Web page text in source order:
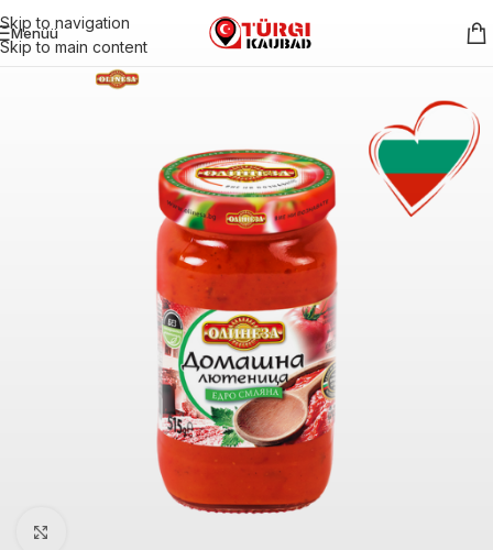
Skip to navigation
Skip to main content
Menüü